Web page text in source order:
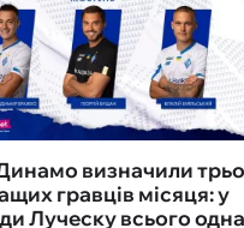
визначили
гравців місяця: у
Луческу всього одна